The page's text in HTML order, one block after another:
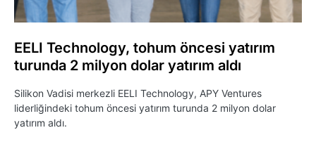
EELI Technology, tohum öncesi yatırım
turunda 2 milyon dolar yatırım aldı
Silikon Vadisi merkezli EELI Technology, APY Ventures
liderliğindeki tohum öncesi yatırım turunda 2 milyon dolar
yatırım aldı.